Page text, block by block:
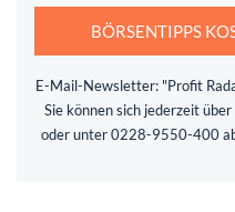
BÖRSENTIPPS
E-Mail-Newsletter: "Profit
Sie können sich jederzeit
oder unter 0228-9550-400